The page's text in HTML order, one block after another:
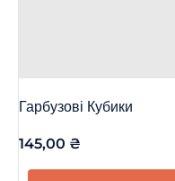
Гарбузові Кубики
145,00 ₴